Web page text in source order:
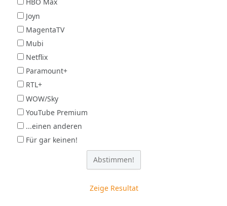
HBO Max
Joyn
MagentaTV
Mubi
Netflix
Paramount+
RTL+
WOW/Sky
YouTube Premium
...einen anderen
Für gar keinen!
Zeige Resultat